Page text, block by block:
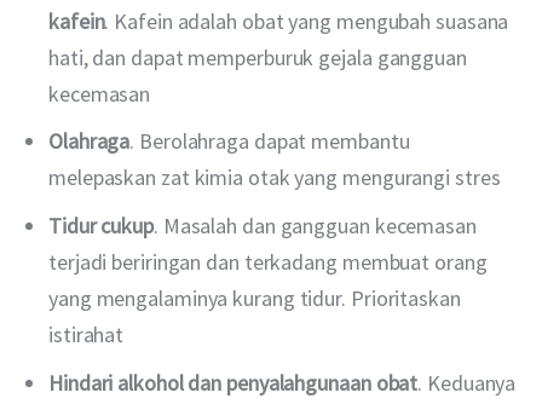
kafein. Kafein adalah obat yang mengubah suasana
hati, dan dapat memperburuk gejala gangguan
kecemasan
Olahraga. Berolahraga dapat membantu
melepaskan zat kimia otak yang mengurangi stres
Tidur cukup. Masalah dan gangguan kecemasan
terjadi beriringan dan terkadang membuat orang
yang mengalaminya kurang tidur. Prioritaskan
istirahat
Hindari alkohol dan penyalahgunaan obat. Keduanya